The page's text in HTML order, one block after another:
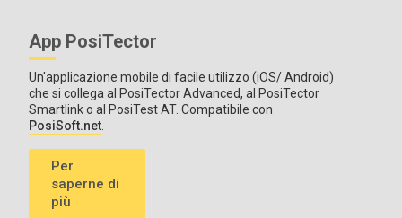
Per ulteriori informazioni, consultare la
tabella di compatibilità delle sonde
App PosiTector
Un'applicazione mobile di facile utilizzo (iOS/ Android)
che si collega al PosiTector Advanced, al PosiTector
Smartlink o al PosiTest AT. Compatibile con
PosiSoft.net.
Per
saperne di
più